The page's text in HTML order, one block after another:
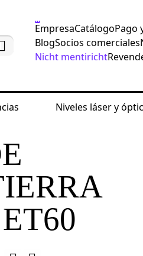
EmpresaCatálogoPago
BlogSocios comerciales
Nicht mentiricht
Niveles láser y
Comprobadores de